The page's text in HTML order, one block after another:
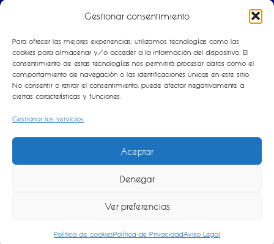
Gestionar consentimiento
Para ofrecer las mejores experiencias, utilizamos tecnologías como las
cookies para almacenar y/o acceder a la información del dispositivo. El
consentimiento de estas tecnologías nos permitirá procesar datos como el
comportamiento de navegación o las identificaciones únicas en este sitio.
No consentir o retirar el consentimiento, puede afectar negativamente a
ciertas características y funciones.
Gestionar los servicios
Aceptar
Denegar
Ver preferencias
Política de cookiesPolítica de PrivacidadAviso Legal
info@estructurasdomingoyfidel.com
Avda. de los Industriales S/N
13240 La Solana (Ciudad Real)
Legal
Política de Cookies